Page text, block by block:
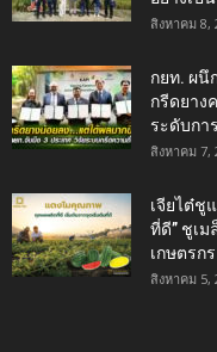
สิงหาคม 8,
กยท. ผนึ
กรีดยาง
ระดับกา
สิงหาคม 7,
เจียไต๋ชู
ที่ดี” ชูเ
เกษตรกร
สิงหาคม 5,